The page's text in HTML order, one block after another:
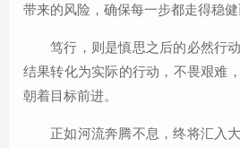
带来的风险，确保每一步都走得稳健
笃行，则是慎思之后的必然行
结果转化为实际的行动，不畏艰难
朝着目标前进。
正如河流奔腾不息，终将汇入